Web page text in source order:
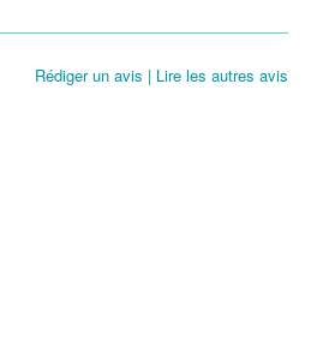
Rédiger un avis | Lire les autres avis